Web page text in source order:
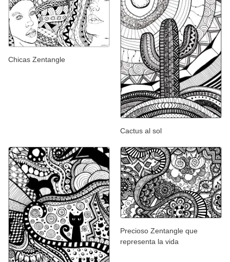
Chicas Zentangle
Cactus al sol
Precioso Zentangle que
representa la vida